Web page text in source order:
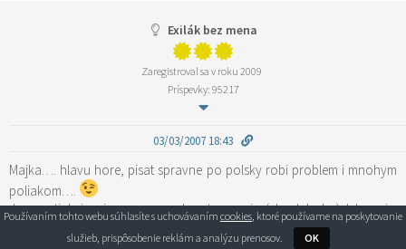
Exilák bez mena
Zaregistroval sa v roku 2009
Príspevky: 95217
03/03/2007 18:43
Majka…. hlavu hore, pisat spravne po polsky robi problem i mnohym
poliakom….
Ja sa zatial pisanim moc nezaoberat nemusim (chvalabohu), lebo pri v
mojej praci je pisomny styk potrebny len sporadicky…
Zato “ rozmawiac po polsku musze bez przerwy“
Používaním tohto webu súhlasíte s uchovávaním cookies, ktoré používame na poskytovanie
služieb, prispôsobenie reklám a analýzu prenosov.
OK